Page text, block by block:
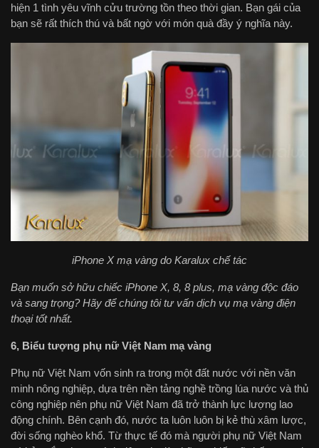
hiện 1 tình yêu vĩnh cửu trường tồn theo thời gian. Bạn gái của
bạn sẽ rất thích thú và bất ngờ với món quà đầy ý nghĩa này.
iPhone X mạ vàng do Karalux chế tác
Bạn muốn sở hữu chiếc iPhone X, 8, 8 plus, mạ vàng độc đáo
và sang trọng? Hãy để chúng tôi tư vấn dịch vụ mạ vàng điện
thoại tốt nhất.
6, Biểu tượng phụ nữ Việt Nam mạ vàng
Phụ nữ Việt Nam vốn sinh ra trong một đất nước với nền văn
minh nông nghiệp, dựa trên nền tảng nghề trồng lúa nước và thủ
công nghiệp nên phụ nữ Việt Nam đã trở thành lực lượng lao
động chính. Bên cạnh đó, nước ta luôn luôn bị kẻ thù xâm lược,
đời sống nghèo khổ. Từ thực tế đó mà người phụ nữ Việt Nam